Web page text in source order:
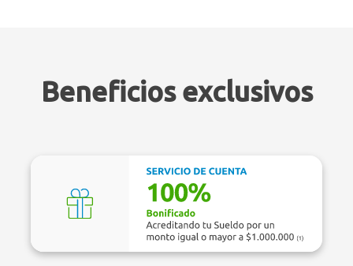
Beneficios exclusivos